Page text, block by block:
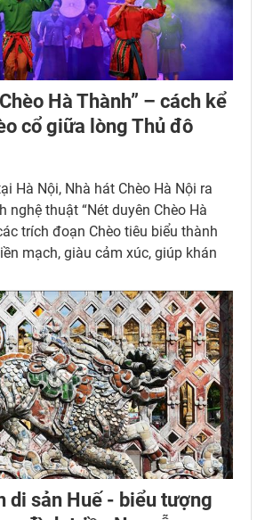
Hà Thành” – cách kể
cổ giữa lòng Thủ đô
Hà Nội, Nhà hát Chèo Hà Nội ra
nghệ thuật “Nét duyên Chèo Hà
trích đoạn Chèo tiêu biểu thành
mạch, giàu cảm xúc, giúp khán
di sản Huế - biểu tượng